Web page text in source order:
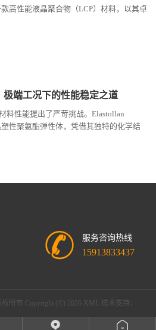
高性能液晶聚合物（LCP）材料，以其卓
极端工况下的性能稳定之道
料性能提出了严苛挑战。Elastollan
性聚氨酯弹性体，凭借其独特的化学结
服务咨询热线
15913833437
权所有 Copyright (©) 2026 XML 技术支持：